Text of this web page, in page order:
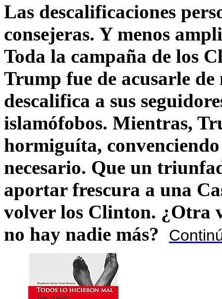
Las descalificaciones
consejeras. Y menos
Toda la campaña de los
Trump fue de acusarle
descalifica a sus
islamófobos. Mientras,
hormiguíta,
necesario. Que un
aportar frescura a una
volver los Clinton. ¿Otra
no hay nadie más?